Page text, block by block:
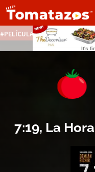
PELÍCULAS STREAMING
7:19, La